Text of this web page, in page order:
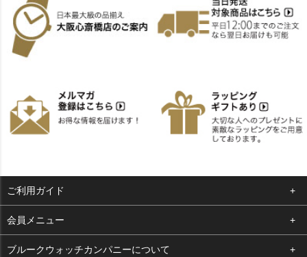
ご利用ガイド
よくある質問
支払い・送料
会員メニュー
ログイン
ブルークウォッチカンパニーについて